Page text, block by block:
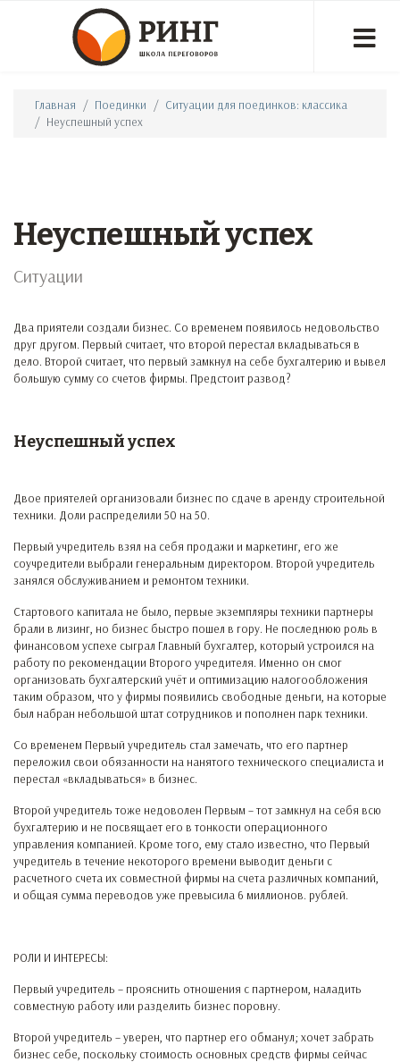
Главная Поединки
Ситуации для поединков: классика
Неуспешный успех
Неуспешный успех
Ситуации
Два приятели создали бизнес. Со временем появилось недовольство
друг другом. Первый считает, что второй перестал вкладываться в
дело. Второй считает, что первый замкнул на себе бухгалтерию и вывел
большую сумму со счетов фирмы. Предстоит развод?
Неуспешный успех
Двое приятелей организовали бизнес по сдаче в аренду строительной
техники. Доли распределили 50 на 50.
Первый учредитель взял на себя продажи и маркетинг, его же
соучредители выбрали генеральным директором. Второй учредитель
занялся обслуживанием и ремонтом техники.
Стартового капитала не было, первые экземпляры техники партнеры
брали в лизинг, но бизнес быстро пошел в гору. Не последнюю роль в
финансовом успехе сыграл Главный бухгалтер, который устроился на
работу по рекомендации Второго учредителя. Именно он смог
организовать бухгалтерский учёт и оптимизацию налогообложения
таким образом, что у фирмы появились свободные деньги, на которые
был набран небольшой штат сотрудников и пополнен парк техники.
Со временем Первый учредитель стал замечать, что его партнер
переложил свои обязанности на нанятого технического специалиста и
перестал «вкладываться» в бизнес.
Второй учредитель тоже недоволен Первым – тот замкнул на себя всю
бухгалтерию и не посвящает его в тонкости операционного
управления компанией. Кроме того, ему стало известно, что Первый
учредитель в течение некоторого времени выводит деньги с
расчетного счета их совместной фирмы на счета различных компаний,
и общая сумма переводов уже превысила 6 миллионов. рублей.
РОЛИ И ИНТЕРЕСЫ:
Первый учредитель – прояснить отношения с партнером, наладить
совместную работу или разделить бизнес поровну.
Второй учредитель – уверен, что партнер его обманул; хочет забрать
бизнес себе, поскольку стоимость основных средств фирмы сейчас